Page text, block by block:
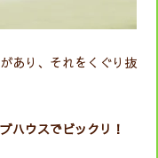
あり、それをくぐり抜
ハウスでビックリ！